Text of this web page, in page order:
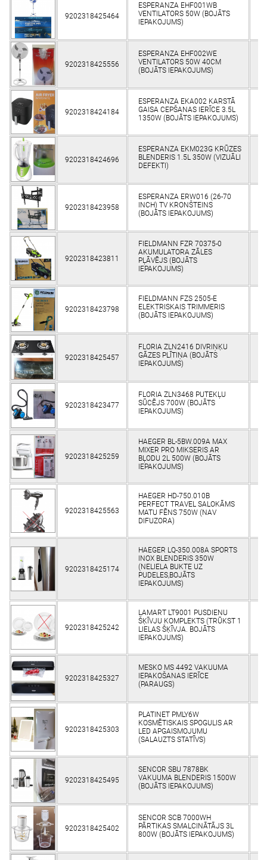
9202318425464
ESPERANZA EHF001WB
VENTILATORS 50W (BOJĀTS
IEPAKOJUMS)
9202318425556
ESPERANZA EHF002WE
VENTILATORS 50W 40CM
(BOJĀTS IEPAKOJUMS)
9202318424184
ESPERANZA EKA002 KARSTĀ
GAISA CEPŠANAS IERĪCE 3.5L
1350W (BOJĀTS IEPAKOJUMS)
9202318424696
ESPERANZA EKM023G KRŪZES
BLENDERIS 1.5L 350W (VIZUĀLI
DEFEKTI)
9202318423958
ESPERANZA ERW016 (26-70
INCH) TV KRONŠTEINS
(BOJĀTS IEPAKOJUMS)
9202318423811
FIELDMANN FZR 70375-0
AKUMULATORA ZĀLES
PĻĀVĒJS (BOJĀTS
IEPAKOJUMS)
9202318423798
FIELDMANN FZS 2505-E
ELEKTRISKAIS TRIMMERIS
(BOJĀTS IEPAKOJUMS)
9202318425457
FLORIA ZLN2416 DIVRIŅĶU
GĀZES PLĪTIŅA (BOJĀTS
IEPAKOJUMS)
9202318423477
FLORIA ZLN3468 PUTEKĻU
SŪCĒJS 700W (BOJĀTS
IEPAKOJUMS)
9202318425259
HAEGER BL-5BW.009A MAX
MIXER PRO MIKSERIS AR
BĻODU 2L 500W (BOJĀTS
IEPAKOJUMS)
9202318425563
HAEGER HD-750.010B
PERFECT TRAVEL SALOKĀMS
MATU FĒNS 750W (NAV
DIFUZORA)
9202318425174
HAEGER LQ-350.008A SPORTS
INOX BLENDERIS 350W
(NELIELA BUKTE UZ
PUDELES,BOJĀTS
IEPAKOJUMS)
9202318425242
LAMART LT9001 PUSDIENU
ŠĶĪVJU KOMPLEKTS (TRŪKST 1
LIELAS ŠĶĪVJA. BOJĀTS
IEPAKOJUMS)
9202318425327
MESKO MS 4492 VAKUUMA
IEPAKOŠANAS IERĪCE
(PARAUGS)
9202318425303
PLATINET PMLY6W
KOSMĒTISKAIS SPOGULIS AR
LED APGAISMOJUMU
(SALAUZTS STATĪVS)
9202318425495
SENCOR SBU 7878BK
VAKUUMA BLENDERIS 1500W
(BOJĀTS IEPAKOJUMS)
9202318425402
SENCOR SCB 7000WH
PĀRTIKAS SMALCINĀTĀJS 3L
800W (BOJĀTS IEPAKOJUMS)